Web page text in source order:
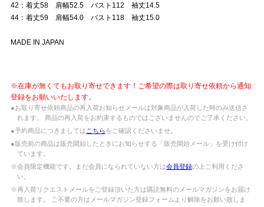
42：着丈58 肩幅52.5 バスト112 袖丈14.5
44：着丈59 肩幅54.0 バスト118 袖丈15.0
MADE IN JAPAN
※在庫が無くてもお取り寄せできます！ご希望の際は取り寄せ依頼から通知
登録をお願いいたします。
●お取り寄せ依頼商品の再入荷お知らせメールは対象商品が入荷した時のみ送信さ
れます。 商品の再入荷をお約束するものではございませんのでご了承ください。
●予約商品につきましては こちらをご確認くださいませ。
●販売前の商品は販売開始したときにお知らせする「販売開始メール」を受け付け
ています。
※会員限定機能です。まだ会員になられていない方は会員登録の上ご利用くださ
い。
※再入荷リクエストメールをご登録頂いた方は購読無料のメールマガジンをお届け
致します。 ご不要の方はメールマガジン登録フォームより解除をお願い致しま